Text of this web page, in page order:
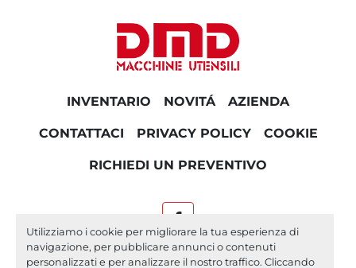
Utilizziamo i cookie per migliorare la tua esperienza di
navigazione, per pubblicare annunci o contenuti
personalizzati e per analizzare il nostro traffico. Cliccando
INVENTARIO NOVITÁ AZIENDA
CONTATTACI PRIVACY POLICY COOKIE
RICHIEDI UN PREVENTIVO
facebook
Machinio Systemsito web diMachinio